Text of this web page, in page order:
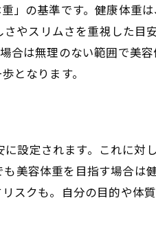
ダイエット思考とは
実践法
決する体重管理術
的な活用事例を紹介
えるダイエット対策
キープのダイエット習慣
」の基準です。健康体重
やスリムさを重視した
は無理のない範囲で美
となります。
設定されます。これに
美容体重を目指す場合
スクも。自分の目的や体